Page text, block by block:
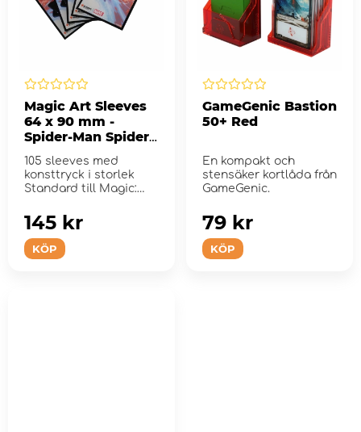
Magic Art Sleeves
64 x 90 mm -
Spider-Man Spider-
Gwen
105 sleeves med
konsttryck i storlek
Standard till Magic:
KÖP
145 kr
GameGenic Bastion
50+ Red
En kompakt och
stensäker kortlåda från
GameGenic.
KÖP
79 kr